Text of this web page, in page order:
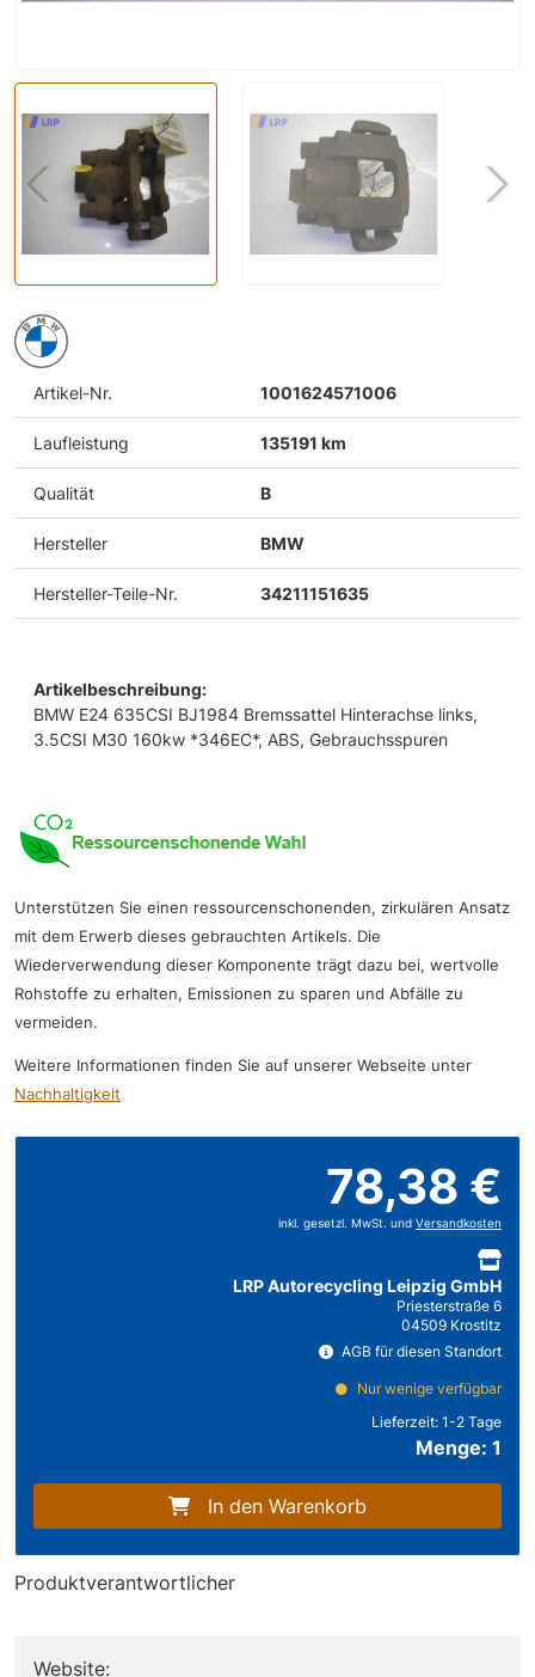
Artikel-Nr. 1001624571006
Laufleistung 135191 km
Qualität B
Hersteller BMW
Hersteller-Teile-Nr. 34211151635
Artikelbeschreibung:
BMW E24 635CSI BJ1984 Bremssattel Hinterachse links,
3.5CSI M30 160kw *346EC*, ABS, Gebrauchsspuren
Unterstützen Sie einen ressourcenschonenden, zirkulären Ansatz
mit dem Erwerb dieses gebrauchten Artikels. Die
Wiederverwendung dieser Komponente trägt dazu bei, wertvolle
Rohstoffe zu erhalten, Emissionen zu sparen und Abfälle zu
vermeiden.
Weitere Informationen finden Sie auf unserer Webseite unter
Nachhaltigkeit
78,38 €
inkl. gesetzl. MwSt. und Versandkosten
LRP Autorecycling Leipzig GmbH
Priesterstraße 6
04509 Krostitz
AGB für diesen Standort
Nur wenige verfügbar
Lieferzeit: 1-2 Tage
Menge: 1
In den Warenkorb
Produktverantwortlicher
Website: